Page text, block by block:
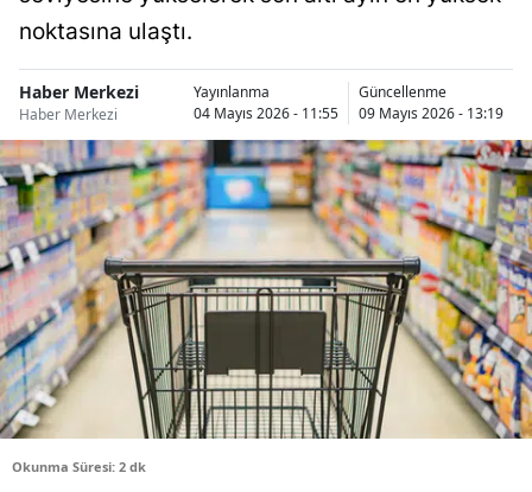
noktasına ulaştı.
Haber Merkezi
Haber Merkezi
Yayınlanma
04 Mayıs 2026 - 11:55
Güncellenme
09 Mayıs 2026 - 13:19
Okunma Süresi: 2 dk